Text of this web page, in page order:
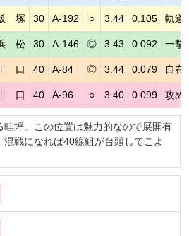
塚 30 A-192 ○ 3.44 0.105 軌道
松 30 A-146 ◎ 3.43 0.092 一撃
口 40 A-84 ◎ 3.44 0.079 自在
口 40 A-96 ○ 3.40 0.099 攻め
坪。この位置は魅力的なので展開有
戦になれば40線組が台頭してこよ